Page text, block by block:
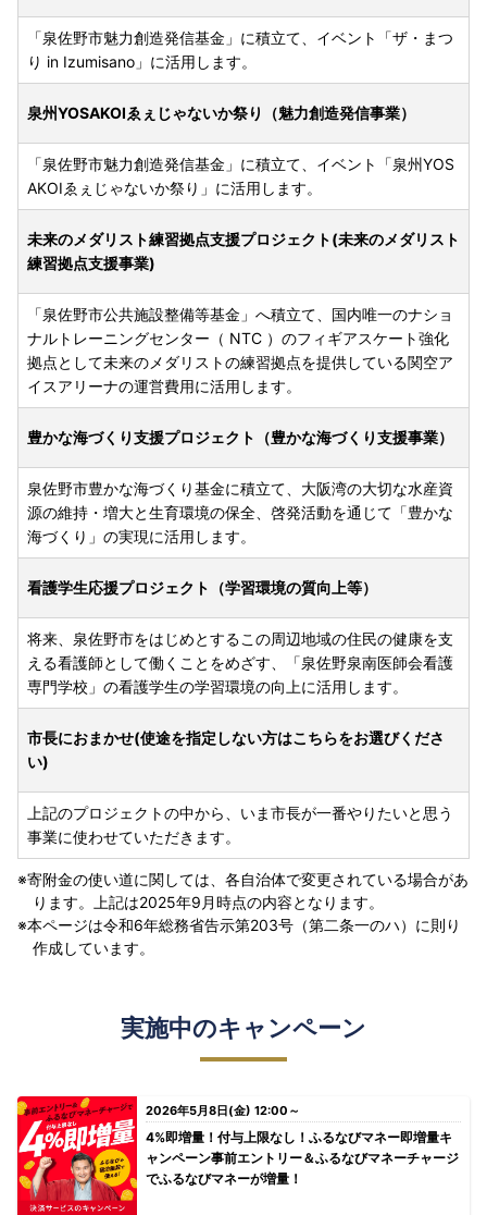
「泉佐野市魅力創造発信基金」に積立て、イベント「ザ・まつ
り in Izumisano」に活用します。
泉州YOSAKOIゑぇじゃないか祭り（魅力創造発信事業）
「泉佐野市魅力創造発信基金」に積立て、イベント「泉州YOS
AKOIゑぇじゃないか祭り」に活用します。
未来のメダリスト練習拠点支援プロジェクト(未来のメダリスト
練習拠点支援事業)
「泉佐野市公共施設整備等基金」へ積立て、国内唯一のナショ
ナルトレーニングセンター（ NTC ）のフィギアスケート強化
拠点として未来のメダリストの練習拠点を提供している関空ア
イスアリーナの運営費用に活用します。
豊かな海づくり支援プロジェクト（豊かな海づくり支援事業）
泉佐野市豊かな海づくり基金に積立て、大阪湾の大切な水産資
源の維持・増大と生育環境の保全、啓発活動を通じて「豊かな
海づくり」の実現に活用します。
看護学生応援プロジェクト（学習環境の質向上等）
将来、泉佐野市をはじめとするこの周辺地域の住民の健康を支
える看護師として働くことをめざす、「泉佐野泉南医師会看護
専門学校」の看護学生の学習環境の向上に活用します。
市長におまかせ(使途を指定しない方はこちらをお選びくださ
い)
上記のプロジェクトの中から、いま市長が一番やりたいと思う
事業に使わせていただきます。
寄附金の使い道に関しては、各自治体で変更されている場合があ
ります。上記は2025年9月時点の内容となります。
本ページは令和6年総務省告示第203号（第二条一のハ）に則り
作成しています。
実施中のキャンペーン
2026年5月8日(金) 12:00～
4%即増量！付与上限なし！ふるなびマネー即増量キ
ャンペーン事前エントリー＆ふるなびマネーチャージ
でふるなびマネーが増量！